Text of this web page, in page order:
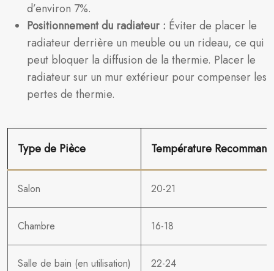
d’environ 7%.
Positionnement du radiateur : Éviter de placer le
radiateur derrière un meuble ou un rideau, ce qui
peut bloquer la diffusion de la thermie. Placer le
radiateur sur un mur extérieur pour compenser les
pertes de thermie.
Type de Pièce Température
Salon 20-21
Chambre 16-18
Salle de bain (en utilisation) 22-24